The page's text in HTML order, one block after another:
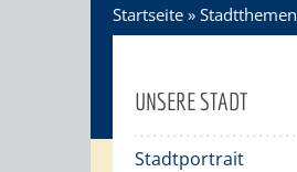
Startseite » Stadtthemen
UNSERE STADT
Stadtportrait